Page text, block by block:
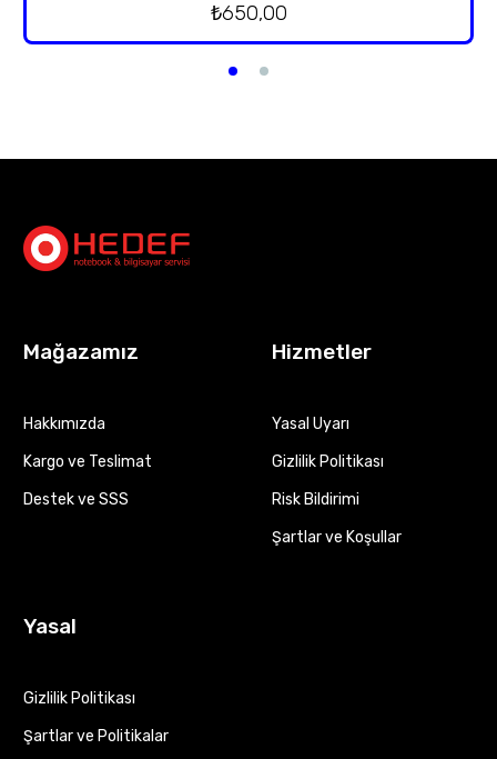
₺650,00
Mağazamız
Hakkımızda
Kargo ve Teslimat
Destek ve SSS
Hizmetler
Yasal Uyarı
Gizlilik Politikası
Risk Bildirimi
Şartlar ve Koşullar
Yasal
Gizlilik Politikası
Şartlar ve Politikalar